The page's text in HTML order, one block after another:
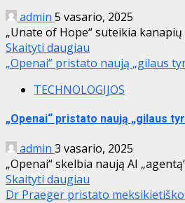
admin 5 vasario, 2025
„Unate of Hope“ suteikia
Skaityti daugiau
„Openai“ pristato naują „gilaus
TECHNOLOGIJOS
„Openai“ pristato naują „gilaus
admin 3 vasario, 2025
„Openai“ skelbia naują AI
Skaityti daugiau
Dr Praeger pristato